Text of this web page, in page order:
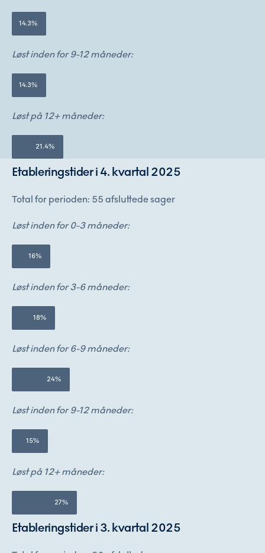
14.3%
Løst inden for 9-12 måneder:
14.3%
Løst på 12+ måneder:
21.4%
Etableringstider i 4. kvartal 2025
Total for perioden: 55 afsluttede sager
Løst inden for 0-3 måneder:
16%
Løst inden for 3-6 måneder:
18%
Løst inden for 6-9 måneder:
24%
Løst inden for 9-12 måneder:
15%
Løst på 12+ måneder:
27%
Etableringstider i 3. kvartal 2025